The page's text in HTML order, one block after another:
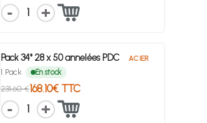
1
Pack 34° 28 x 50 annelées PDC ACIER
1 Pack En stock
231.60 €168.10€ TTC
1